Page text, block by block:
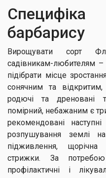
Специфіка
барбарису
Вирощувати сорт
садівникам-любителям
підібрати місце
сонячним та
родючі та дреновані
помірний, небажаним є
рекомендовані
розпушування землі
підживлення, щорічна
стрижки. За потребою
профілактичні і